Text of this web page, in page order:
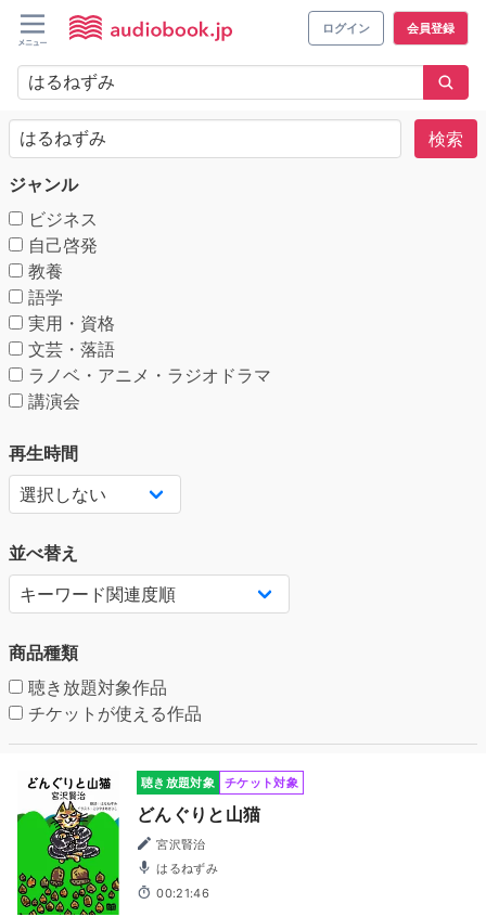
ログイン 会員登録
検索
ジャンル
ビジネス
自己啓発
教養
語学
実用・資格
文芸・落語
ラノベ・アニメ・ラジオドラマ
講演会
再生時間
並べ替え
商品種類
聴き放題対象作品
チケットが使える作品
聴き放題対象 チケット対象
どんぐりと山猫
宮沢賢治
はるねずみ
00:21:46